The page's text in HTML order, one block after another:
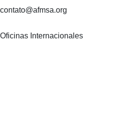
contato@afmsa.org
Oficinas Internacionales